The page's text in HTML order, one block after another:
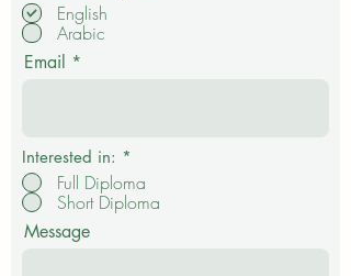
English
Arabic
Email
Interested in: *
Full Diploma
Short Diploma
Message